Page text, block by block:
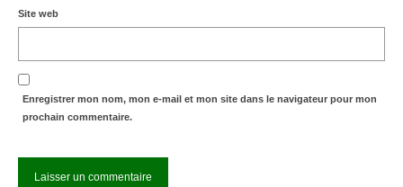
Site web
Enregistrer mon nom, mon e-mail et mon site dans le navigateur pour mon
prochain commentaire.